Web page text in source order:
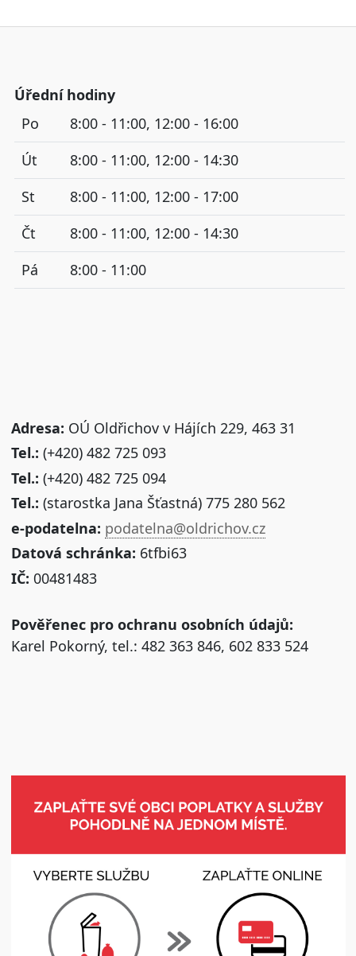
Úřední hodiny
Po
8:00 - 11:00, 12:00 - 16:00
Út
8:00 - 11:00, 12:00 - 14:30
St
8:00 - 11:00, 12:00 - 17:00
Čt
8:00 - 11:00, 12:00 - 14:30
Pá
8:00 - 11:00
Adresa: OÚ Oldřichov v Hájích 229, 463 31
Tel.: (+420) 482 725 093
Tel.: (+420) 482 725 094
Tel.: (starostka Jana Šťastná) 775 280 562
e-podatelna: podatelna@oldrichov.cz
Datová schránka: 6tfbi63
IČ: 00481483
Pověřenec pro ochranu osobních údajů:
Karel Pokorný, tel.: 482 363 846, 602 833 524